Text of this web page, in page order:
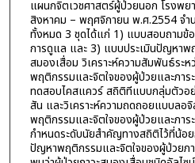
แผนกจิตเวชศาสตร์ผู้ป่วยนอก โรงพ
สิงหาคม – พฤศจิกายน พ.ศ.2554 จ
ทั้งหมด 3 ชุดได้แก่ 1) แบบสอบถามข้
การดูแล และ 3) แบบประเมินปัญหาพ
สมองเสื่อม วิเคราะห์ความสัมพันธ์ระ
พฤติกรรมและจิตใจของผู้ป่วยและภาร
ทดสอบไคสแควร์ สถิติทีแบบกลุ่มตัวอ
สัน และวิเคราะห์ความถดถอยแบบลอ
พฤติกรรมและจิตใจของผู้ป่วยและภา
กำหนดระดับนัยสำคัญทางสถิติไว้ที่น้อ
ปัญหาพฤติกรรมและจิตใจของผู้ป่วยภ